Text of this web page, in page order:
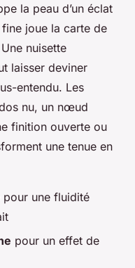
la peau d’un éclat
joue la carte de
nuisette
laisser deviner
entendu. Les
nu, un nœud
finition ouverte ou
une tenue en
pour une fluidité
pour un effet de